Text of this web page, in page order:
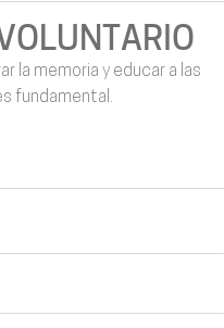
la memoria y educar a las
fundamental.